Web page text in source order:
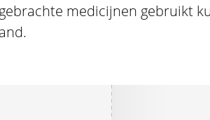
medicijnen gebruikt